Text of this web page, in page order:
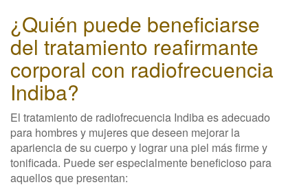
¿Quién puede beneficiarse
del tratamiento reafirmante
corporal con radiofrecuencia
Indiba?
El tratamiento de radiofrecuencia Indiba es adecuado
para hombres y mujeres que deseen mejorar la
apariencia de su cuerpo y lograr una piel más firme y
tonificada. Puede ser especialmente beneficioso para
aquellos que presentan: